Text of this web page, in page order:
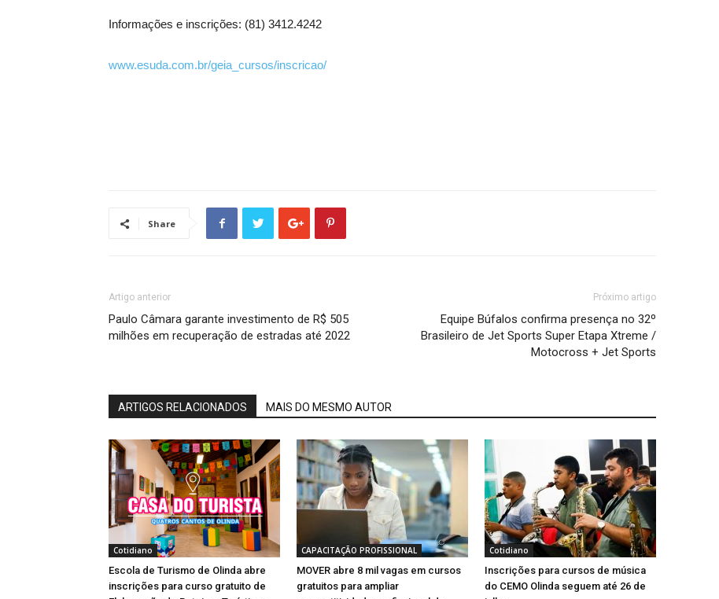
Informações e inscrições: (81) 3412.4242
www.esuda.com.br/geia_cursos/inscricao/
Share
Artigo anterior
Paulo Câmara garante investimento de R$ 505
milhões em recuperação de estradas até 2022
Próximo artigo
Equipe Búfalos confirma presença no 32º
Brasileiro de Jet Sports Super Etapa Xtreme /
Motocross + Jet Sports
ARTIGOS RELACIONADOS MAIS DO MESMO AUTOR
Cotidiano
Escola de Turismo de Olinda abre
inscrições para curso gratuito de
CAPACITAÇÃO PROFISSIONAL
MOVER abre 8 mil vagas em cursos
gratuitos para ampliar
Cotidiano
Inscrições para cursos de música
do CEMO Olinda seguem até 26 de